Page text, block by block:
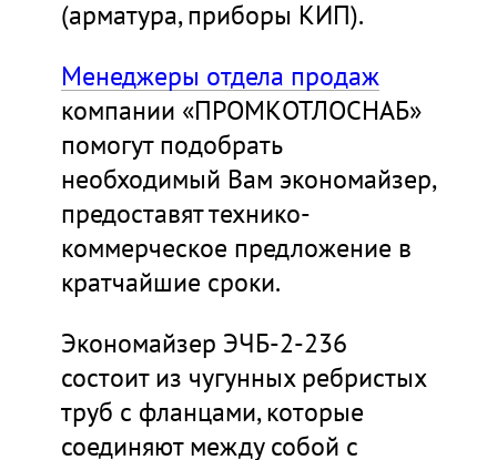
(арматура, приборы КИП).
Менеджеры отдела продаж
компании «ПРОМКОТЛОСНАБ»
помогут подобрать
необходимый Вам экономайзер,
предоставят технико-
коммерческое предложение в
кратчайшие сроки.
Экономайзер ЭЧБ-2-236
состоит из чугунных ребристых
труб с фланцами, которые
соединяют между собой с